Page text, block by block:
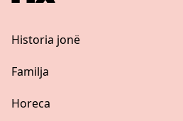
Historia jonë
Familja
Horeca